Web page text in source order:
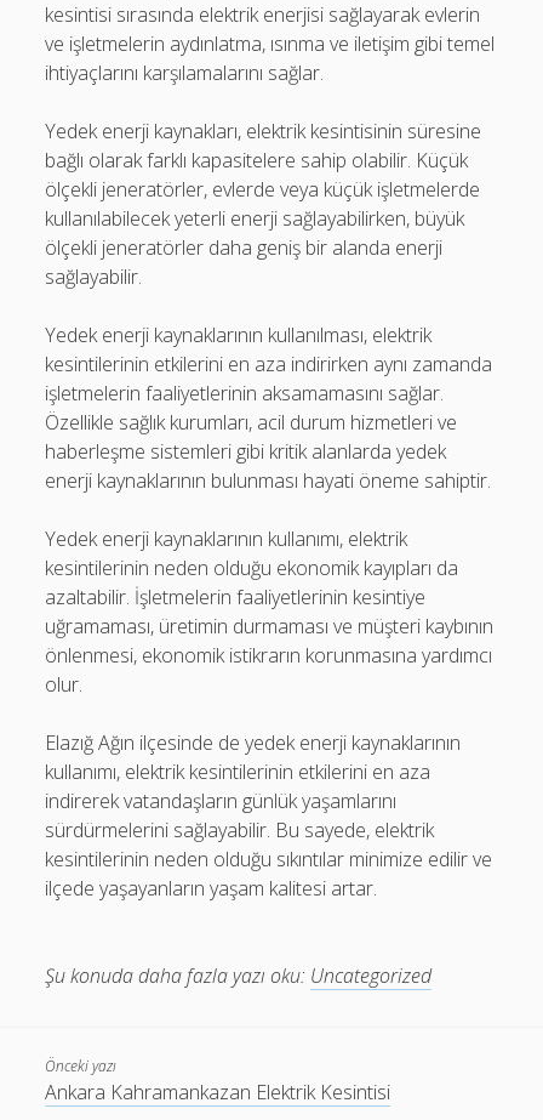
kesintisi sırasında elektrik enerjisi sağlayarak evlerin
ve işletmelerin aydınlatma, ısınma ve iletişim gibi temel
ihtiyaçlarını karşılamalarını sağlar.
Yedek enerji kaynakları, elektrik kesintisinin süresine
bağlı olarak farklı kapasitelere sahip olabilir. Küçük
ölçekli jeneratörler, evlerde veya küçük işletmelerde
kullanılabilecek yeterli enerji sağlayabilirken, büyük
ölçekli jeneratörler daha geniş bir alanda enerji
sağlayabilir.
Yedek enerji kaynaklarının kullanılması, elektrik
kesintilerinin etkilerini en aza indirirken aynı zamanda
işletmelerin faaliyetlerinin aksamamasını sağlar.
Özellikle sağlık kurumları, acil durum hizmetleri ve
haberleşme sistemleri gibi kritik alanlarda yedek
enerji kaynaklarının bulunması hayati öneme sahiptir.
Yedek enerji kaynaklarının kullanımı, elektrik
kesintilerinin neden olduğu ekonomik kayıpları da
azaltabilir. İşletmelerin faaliyetlerinin kesintiye
uğramaması, üretimin durmaması ve müşteri kaybının
önlenmesi, ekonomik istikrarın korunmasına yardımcı
olur.
Elazığ Ağın ilçesinde de yedek enerji kaynaklarının
kullanımı, elektrik kesintilerinin etkilerini en aza
indirerek vatandaşların günlük yaşamlarını
sürdürmelerini sağlayabilir. Bu sayede, elektrik
kesintilerinin neden olduğu sıkıntılar minimize edilir ve
ilçede yaşayanların yaşam kalitesi artar.
Şu konuda daha fazla yazı oku: Uncategorized
Önceki yazı
Ankara Kahramankazan Elektrik Kesintisi